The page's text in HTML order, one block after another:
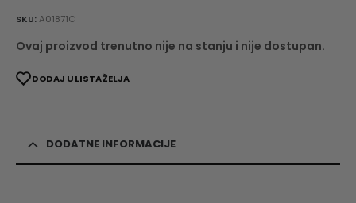
SKU:A01871C
Ovaj proizvod trenutno nije na stanju i nije dostupan.
DODAJ U LISTA ŽELJA
DODATNE INFORMACIJE